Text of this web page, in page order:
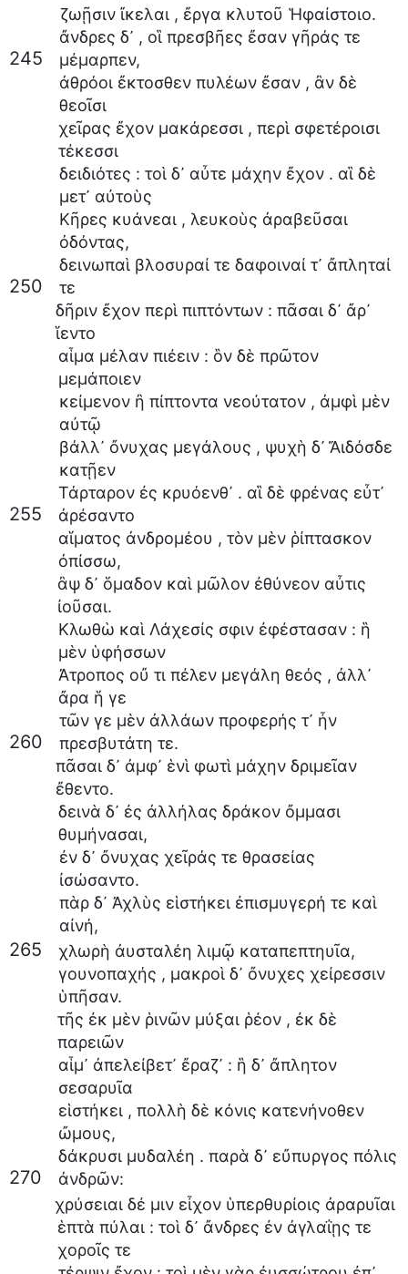
ζωῇσιν ἴκελαι , ἔργα κλυτοῦ Ἡφαίστοιο.
245
ἄνδρες δ᾽ , οἳ πρεσβῆες ἔσαν γῆράς τε
μέμαρπεν,
ἀθρόοι ἔκτοσθεν πυλέων ἔσαν , ἂν δὲ
θεοῖσι
χεῖρας ἔχον μακάρεσσι , περὶ σφετέροισι
τέκεσσι
δειδιότες : τοὶ δ᾽ αὖτε μάχην ἔχον . αἳ δὲ
μετ᾽ αὐτοὺς
Κῆρες κυάνεαι , λευκοὺς ἀραβεῦσαι
ὀδόντας,
250
δεινωπαὶ βλοσυραί τε δαφοιναί τ᾽ ἄπληταί
τε
δῆριν ἔχον περὶ πιπτόντων : πᾶσαι δ᾽ ἄρ᾽
ἵεντο
αἷμα μέλαν πιέειν : ὃν δὲ πρῶτον
μεμάποιεν
κείμενον ἢ πίπτοντα νεούτατον , ἀμφὶ μὲν
αὐτῷ
βάλλ᾽ ὄνυχας μεγάλους , ψυχὴ δ᾽ Ἄιδόσδε
κατῇεν
255
Τάρταρον ἐς κρυόενθ᾽ . αἳ δὲ φρένας εὖτ᾽
ἀρέσαντο
αἵματος ἀνδρομέου , τὸν μὲν ῥίπτασκον
ὀπίσσω,
ἂψ δ᾽ ὅμαδον καὶ μῶλον ἐθύνεον αὖτις
ἰοῦσαι.
Κλωθὼ καὶ Λάχεσίς σφιν ἐφέστασαν : ἣ
μὲν ὑφήσσων
Ἀτροπος οὔ τι πέλεν μεγάλη θεός , ἀλλ᾽
ἄρα ἥ γε
260
τῶν γε μὲν ἀλλάων προφερής τ᾽ ἦν
πρεσβυτάτη τε.
πᾶσαι δ᾽ ἀμφ᾽ ἑνὶ φωτὶ μάχην δριμεῖαν
ἔθεντο.
δεινὰ δ᾽ ἐς ἀλλήλας δράκον ὄμμασι
θυμήνασαι,
ἐν δ᾽ ὄνυχας χεῖράς τε θρασείας
ἰσώσαντο.
πὰρ δ᾽ Ἀχλὺς εἱστήκει ἐπισμυγερή τε καὶ
αἰνή,
265 χλωρὴ ἀυσταλέη λιμῷ καταπεπτηυῖα,
γουνοπαχής , μακροὶ δ᾽ ὄνυχες χείρεσσιν
ὑπῆσαν.
τῆς ἐκ μὲν ῥινῶν μύξαι ῥέον , ἐκ δὲ
παρειῶν
αἷμ᾽ ἀπελείβετ᾽ ἔραζ᾽ : ἣ δ᾽ ἄπλητον
σεσαρυῖα
εἱστήκει , πολλὴ δὲ κόνις κατενήνοθεν
ὤμους,
270
δάκρυσι μυδαλέη . παρὰ δ᾽ εὔπυργος πόλις
ἀνδρῶν:
χρύσειαι δέ μιν εἶχον ὑπερθυρίοις ἀραρυῖαι
ἑπτὰ πύλαι : τοὶ δ᾽ ἄνδρες ἐν ἀγλαΐῃς τε
χοροῖς τε